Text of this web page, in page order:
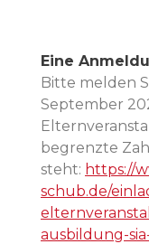
Eine
Bitte melden
September
begrenzte
steht: https://
schub.de/
ausbildung-